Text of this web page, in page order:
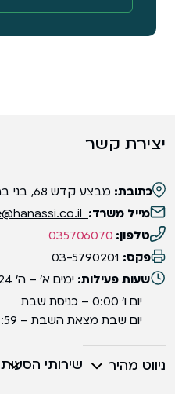
יצירת קשר
כתובת: מבצע קדש 68, בני ברק 5110802, ת.ד. 8
מייל משרד:
טלפון: 035706070
פקס: 03-5790201
שעות פעילות: ימים א' – ה' 24 שעות ביממה
יום ו' 0:00 – כניסת שבת
יום שבת מצאת השבת – 23:59
ניווט מהיר שירותי הסעות